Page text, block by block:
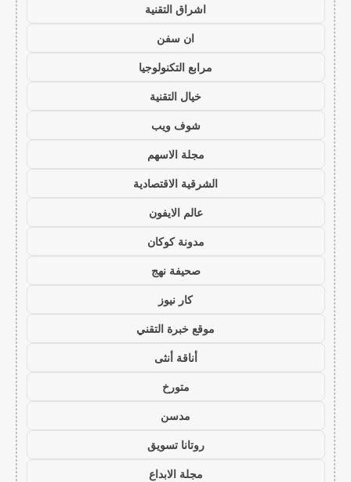
اشراق التقنية
ان سفن
مرابع التكنولوجيا
خيال التقنية
شوف ويب
مجلة الاسهم
الشرقية الاقتصادية
عالم الايفون
مدونة كوكان
صحيفة نهج
كار نيوز
موقع خبرة التقني
أناقة أنثى
متورخ
مدسن
روتانا تسويق
مجلة الابداع